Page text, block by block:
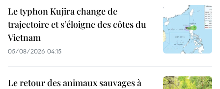
Le typhon Kujira change de
trajectoire et s’éloigne des côtes du
Vietnam
05/08/2026 04:15
Le retour des animaux sauvages à